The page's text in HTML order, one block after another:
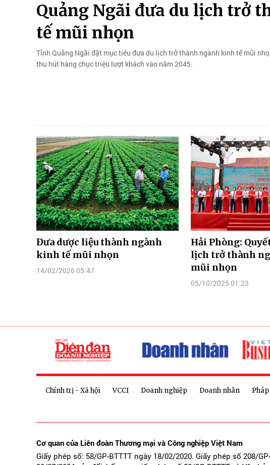
Quảng Ngãi đưa du lịch trở
tế mũi nhọn
Tỉnh Quảng Ngãi đặt mục tiêu đưa du lịch trở thành ngành kinh tế mũi
thu hút hàng chục triệu lượt khách vào năm 2045.
Đưa dược liệu thành ngành
kinh tế mũi nhọn
14/02/2026 05:47
Hải Phòng:
lịch trở thành
mũi nhọn
05/10/2025 01:23
Chính trị - Xã hội VCCI Doanh nghiệp Doanh nhân
Cơ quan của Liên đoàn Thương mại và Công nghiệp Việt Nam
Giấy phép số: 58/GP-BTTTT ngày 18/02/2020. Giấy phép số 208/